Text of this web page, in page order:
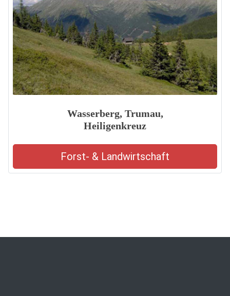
Wasserberg, Trumau,
Heiligenkreuz
Forst- & Landwirtschaft